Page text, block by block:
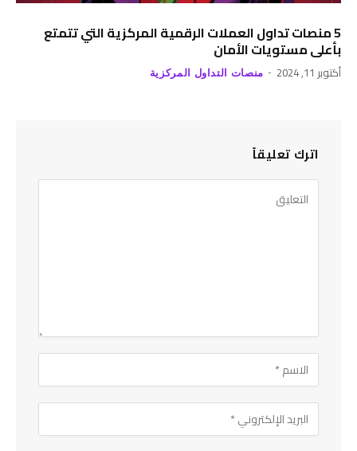
5 منصات تداول العملات الرقمية المركزية التي تتمتع
بأعلى مستويات الأمان
أكتوبر 11, 2024 منصات التداول المركزية
اترك تعليقاً